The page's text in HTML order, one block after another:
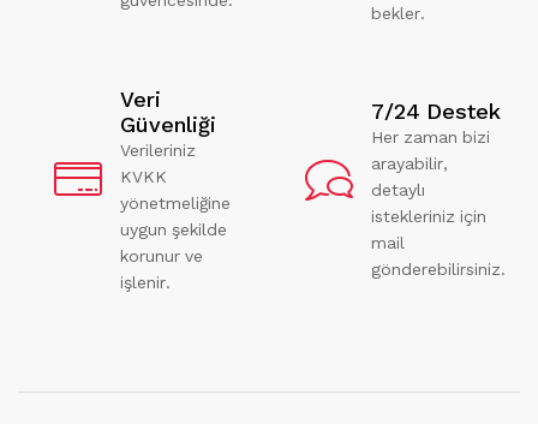
bekler.
Veri
Güvenliği
Verileriniz
KVKK
yönetmeliğine
uygun şekilde
korunur ve
işlenir.
7/24 Destek
Her zaman bizi
arayabilir,
detaylı
istekleriniz için
mail
gönderebilirsiniz.